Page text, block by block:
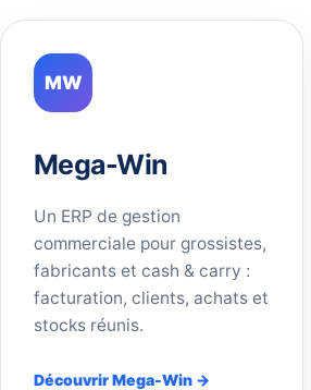
MW
Mega-Win
Un ERP de gestion
commerciale pour grossistes,
fabricants et cash & carry :
facturation, clients, achats et
stocks réunis.
Découvrir Mega-Win →